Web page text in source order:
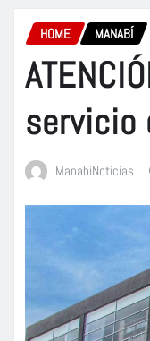
HOME MANABÍ
servicio
ManabiNoticias